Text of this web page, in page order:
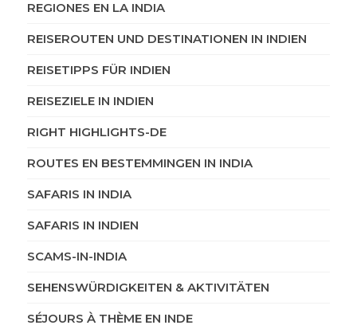
REGIONES EN LA INDIA
REISEROUTEN UND DESTINATIONEN IN INDIEN
REISETIPPS FÜR INDIEN
REISEZIELE IN INDIEN
RIGHT HIGHLIGHTS-DE
ROUTES EN BESTEMMINGEN IN INDIA
SAFARIS IN INDIA
SAFARIS IN INDIEN
SCAMS-IN-INDIA
SEHENSWÜRDIGKEITEN & AKTIVITÄTEN
SÉJOURS À THÈME EN INDE